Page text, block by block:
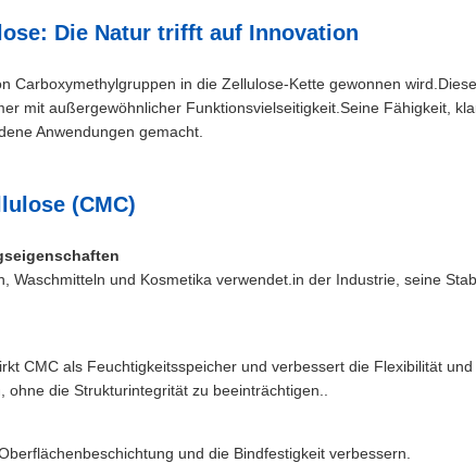
Die Natur trifft auf Innovation
Carboxymethylgruppen in die Zellulose-Kette gewonnen
mit außergewöhnlicher Funktionsvielseitigkeit.Seine Fähigkeit,
Anwendungen gemacht.
(CMC)
Waschmitteln und Kosmetika verwendet.in der Industrie, seine
CMC als Feuchtigkeitsspeicher und verbessert die Flexibilität
die Strukturintegrität zu beeinträchtigen..
und die Bindfestigkeit verbessern.